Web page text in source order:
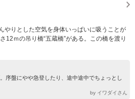
やりとした空気を身体いっぱいに吸うことが
12ｍの吊り橋“五蔵橋”がある。この橋を渡り
序盤にやや急登したり、途中途中でちょっとし
by イワダイさん